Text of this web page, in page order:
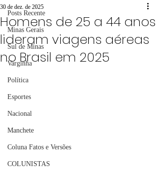
Posts Recente
Minas Gerais
Sul de Minas
Varginha
Política
Esportes
Nacional
Manchete
Coluna Fatos e Versões
COLUNISTAS
Homens de 25 a 44 anos
lideram viagens aéreas
no Brasil em 2025
30 de dez. de 2025